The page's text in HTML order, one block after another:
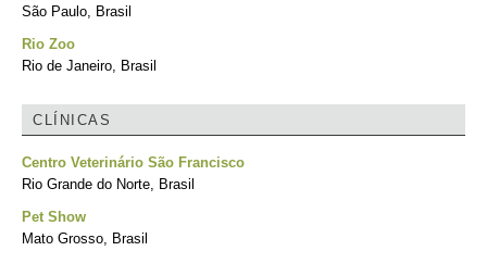
São Paulo, Brasil
Rio Zoo
Rio de Janeiro, Brasil
CLÍNICAS
Centro Veterinário São Francisco
Rio Grande do Norte, Brasil
Pet Show
Mato Grosso, Brasil